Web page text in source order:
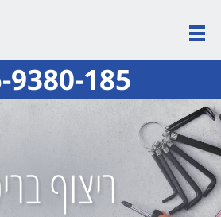
9380-185
ריצוף